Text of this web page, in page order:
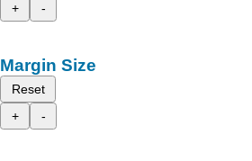
+
-
Margin Size
Reset
+
-